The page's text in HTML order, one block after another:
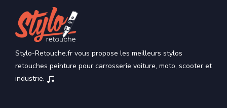
Stylo-Retouche.fr vous propose les meilleurs stylos
retouches peinture pour carrosserie voiture, moto, scooter et
industrie.